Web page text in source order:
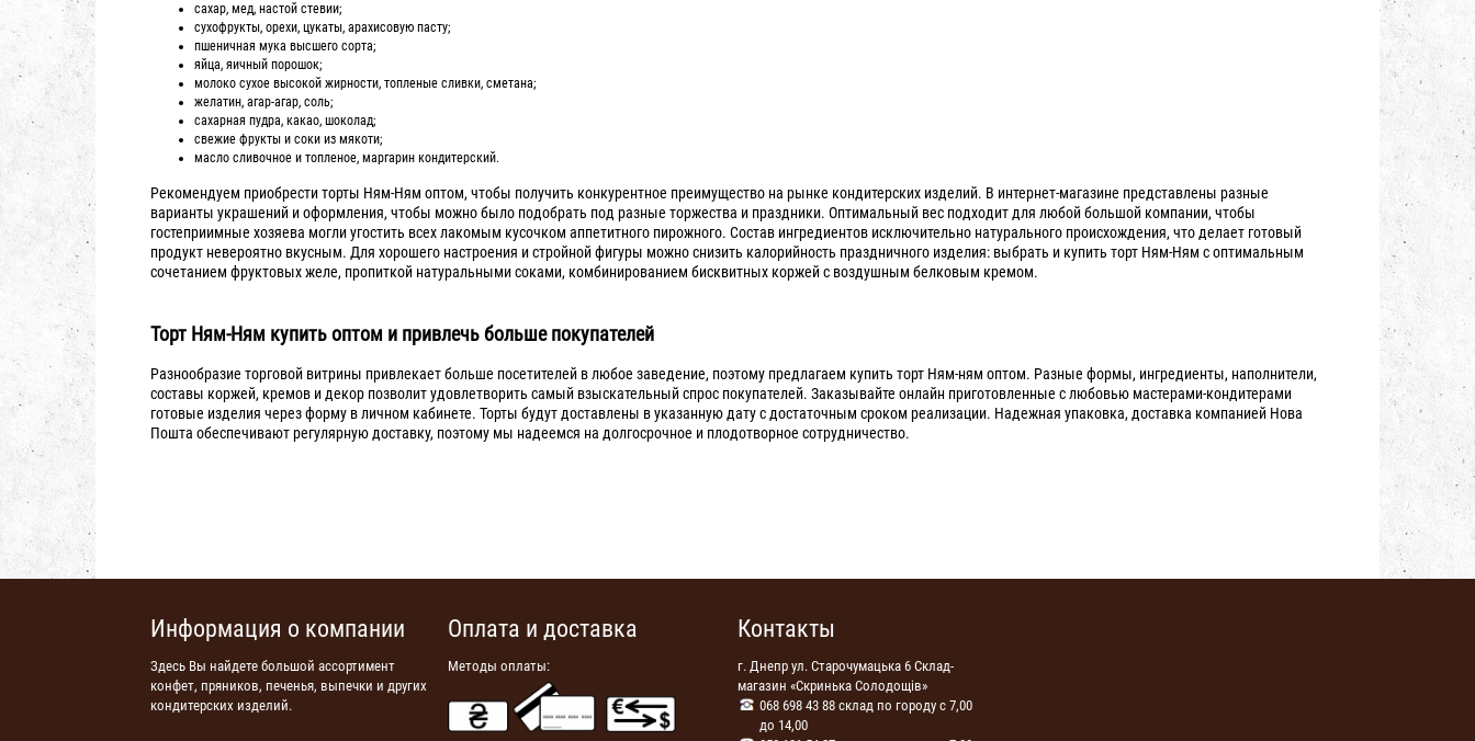
сахар, мед, настой стевии;
сухофрукты, орехи, цукаты, арахисовую пасту;
пшеничная мука высшего сорта;
яйца, яичный порошок;
молоко сухое высокой жирности, топленые сливки, сметана;
желатин, агар-агар, соль;
сахарная пудра, какао, шоколад;
свежие фрукты и соки из мякоти;
масло сливочное и топленое, маргарин кондитерский.
Рекомендуем приобрести торты Ням-Ням оптом, чтобы получить конкурентное преимущество на рынке кондитерских изделий. В интернет-магазине представлены разные
варианты украшений и оформления, чтобы можно было подобрать под разные торжества и праздники. Оптимальный вес подходит для любой большой компании, чтобы
гостеприимные хозяева могли угостить всех лакомым кусочком аппетитного пирожного. Состав ингредиентов исключительно натурального происхождения, что делает готовый
продукт невероятно вкусным. Для хорошего настроения и стройной фигуры можно снизить калорийность праздничного изделия: выбрать и купить торт Ням-Ням с оптимальным
сочетанием фруктовых желе, пропиткой натуральными соками, комбинированием бисквитных коржей с воздушным белковым кремом.
Торт Ням-Ням купить оптом и привлечь больше покупателей
Разнообразие торговой витрины привлекает больше посетителей в любое заведение, поэтому предлагаем купить торт Ням-ням оптом. Разные формы, ингредиенты, наполнители,
составы коржей, кремов и декор позволит удовлетворить самый взыскательный спрос покупателей. Заказывайте онлайн приготовленные с любовью мастерами-кондитерами
готовые изделия через форму в личном кабинете. Торты будут доставлены в указанную дату с достаточным сроком реализации. Надежная упаковка, доставка компанией Нова
Пошта обеспечивают регулярную доставку, поэтому мы надеемся на долгосрочное и плодотворное сотрудничество.
Информация о компании
Здесь Вы найдете большой ассортимент
конфет, пряников, печенья, выпечки и других
кондитерских изделий.
Оплата и доставка
Методы оплаты:
Контакты
г. Днепр ул. Старочумацька 6 Склад-
магазин «Скринька Солодощів»
068 698 43 88 склад по городу с 7,00
до 14,00